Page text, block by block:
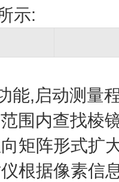
示:
能,启动测量
围内查找棱
矩阵形式扩
根据像素信